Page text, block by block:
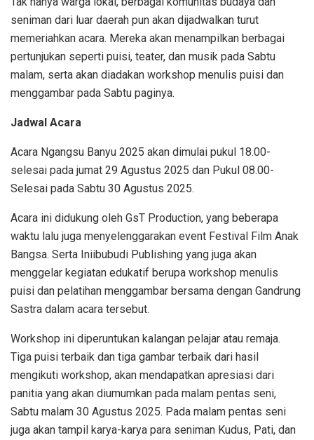
seniman dari luar daerah pun akan dijadwalkan turut
memeriahkan acara. Mereka akan menampilkan berbagai
pertunjukan seperti puisi, teater, dan musik pada Sabtu
malam, serta akan diadakan workshop menulis puisi dan
menggambar pada Sabtu paginya.
Jadwal Acara
Acara Ngangsu Banyu 2025 akan dimulai pukul 18.00-
selesai pada jumat 29 Agustus 2025 dan Pukul 08.00-
Selesai pada Sabtu 30 Agustus 2025.
Acara ini didukung oleh GsT Production, yang beberapa
waktu lalu juga menyelenggarakan event Festival Film Anak
Bangsa. Serta Iniibubudi Publishing yang juga akan
menggelar kegiatan edukatif berupa workshop menulis
puisi dan pelatihan menggambar bersama dengan Gandrung
Sastra dalam acara tersebut.
Workshop ini diperuntukan kalangan pelajar atau remaja.
Tiga puisi terbaik dan tiga gambar terbaik dari hasil
mengikuti workshop, akan mendapatkan apresiasi dari
panitia yang akan diumumkan pada malam pentas seni,
Sabtu malam 30 Agustus 2025. Pada malam pentas seni
juga akan tampil karya-karya para seniman Kudus, Pati, dan